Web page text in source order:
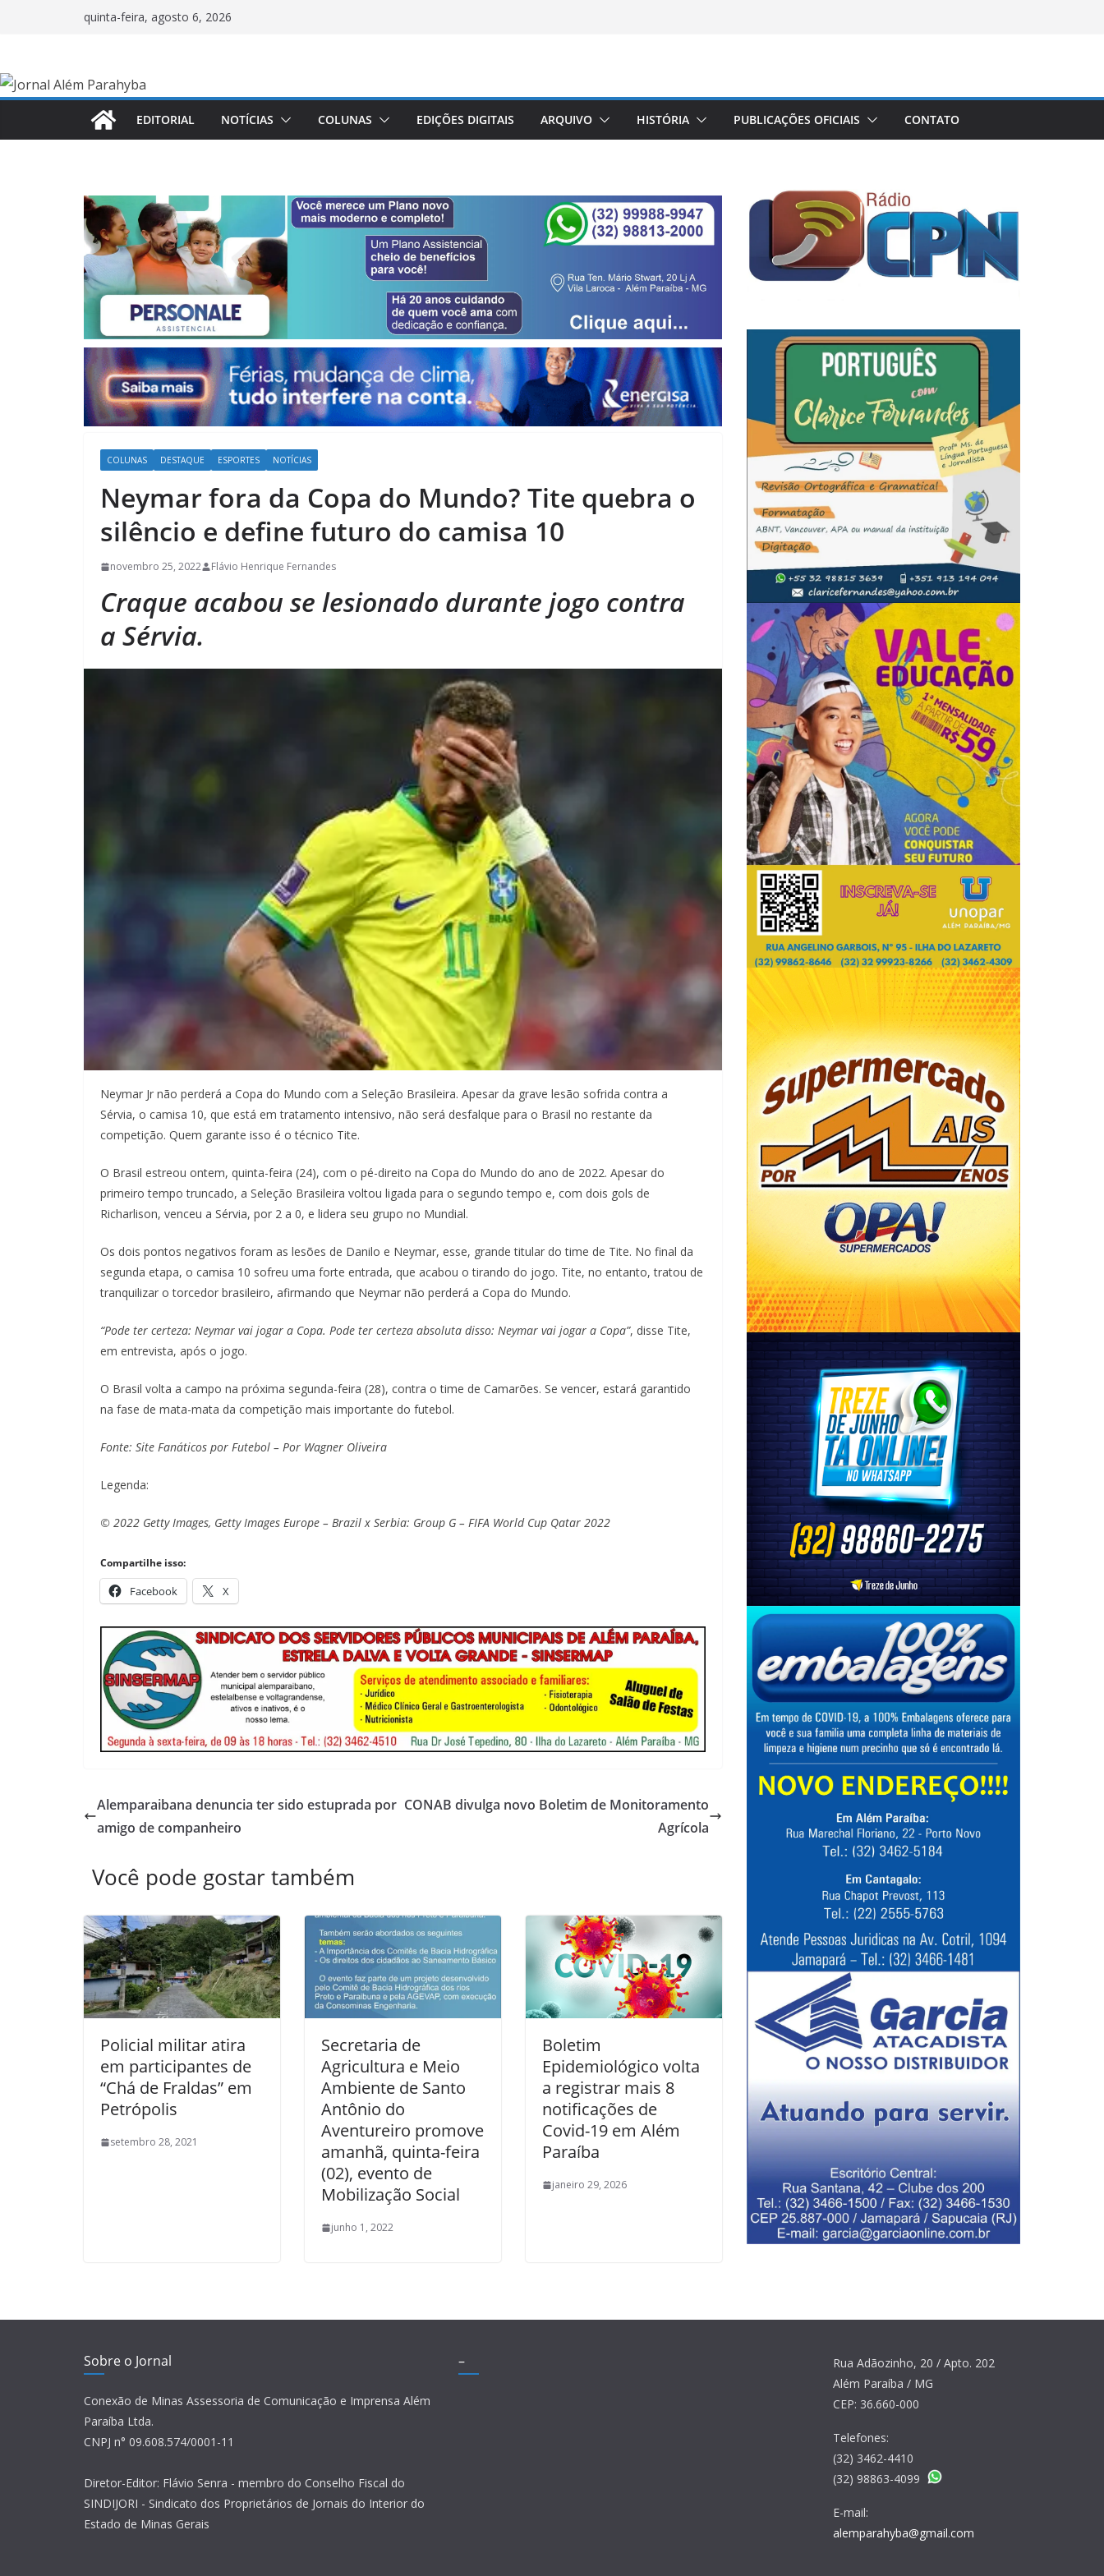
conteúdo
quinta-feira, agosto 6, 2026
EDITORIAL NOTÍCIAS COLUNAS EDIÇÕES DIGITAIS ARQUIVO HISTÓRIA PUBLICAÇÕES OFICIAIS CONTATO
COLUNAS DESTAQUE ESPORTES NOTÍCIAS
Neymar fora da Copa do Mundo? Tite quebra o
silêncio e define futuro do camisa 10
novembro 25, 2022 Flávio Henrique Fernandes
Craque acabou se lesionado durante jogo contra
a Sérvia.
Neymar Jr não perderá a Copa do Mundo com a Seleção Brasileira. Apesar da grave lesão sofrida contra a
Sérvia, o camisa 10, que está em tratamento intensivo, não será desfalque para o Brasil no restante da
competição. Quem garante isso é o técnico Tite.
O Brasil estreou ontem, quinta-feira (24), com o pé-direito na Copa do Mundo do ano de 2022. Apesar do
primeiro tempo truncado, a Seleção Brasileira voltou ligada para o segundo tempo e, com dois gols de
Richarlison, venceu a Sérvia, por 2 a 0, e lidera seu grupo no Mundial.
Os dois pontos negativos foram as lesões de Danilo e Neymar, esse, grande titular do time de Tite. No final da
segunda etapa, o camisa 10 sofreu uma forte entrada, que acabou o tirando do jogo. Tite, no entanto, tratou de
tranquilizar o torcedor brasileiro, afirmando que Neymar não perderá a Copa do Mundo.
“Pode ter certeza: Neymar vai jogar a Copa. Pode ter certeza absoluta disso: Neymar vai jogar a Copa”, disse Tite,
em entrevista, após o jogo.
O Brasil volta a campo na próxima segunda-feira (28), contra o time de Camarões. Se vencer, estará garantido
na fase de mata-mata da competição mais importante do futebol.
Fonte: Site Fanáticos por Futebol – Por Wagner Oliveira
Legenda:
© 2022 Getty Images, Getty Images Europe – Brazil x Serbia: Group G – FIFA World Cup Qatar 2022
Compartilhe isso:
Facebook X
Alemparaibana denuncia ter sido estuprada por
amigo de companheiro
CONAB divulga novo Boletim de Monitoramento
Agrícola
Você pode gostar também
Policial militar atira
em participantes de
“Chá de Fraldas” em
Petrópolis
setembro 28, 2021
Secretaria de
Agricultura e Meio
Ambiente de Santo
Antônio do
Aventureiro promove
amanhã, quinta-feira
(02), evento de
Mobilização Social
junho 1, 2022
Boletim
Epidemiológico volta
a registrar mais 8
notificações de
Covid-19 em Além
Paraíba
janeiro 29, 2026
Sobre o Jornal
Conexão de Minas Assessoria de Comunicação e Imprensa Além
Paraíba Ltda.
CNPJ n° 09.608.574/0001-11
Diretor-Editor: Flávio Senra - membro do Conselho Fiscal do
SINDIJORI - Sindicato dos Proprietários de Jornais do Interior do
Estado de Minas Gerais
–
Rua Adãozinho, 20 / Apto. 202
Além Paraíba / MG
CEP: 36.660-000
Telefones:
(32) 3462-4410
(32) 98863-4099
E-mail:
alemparahyba@gmail.com